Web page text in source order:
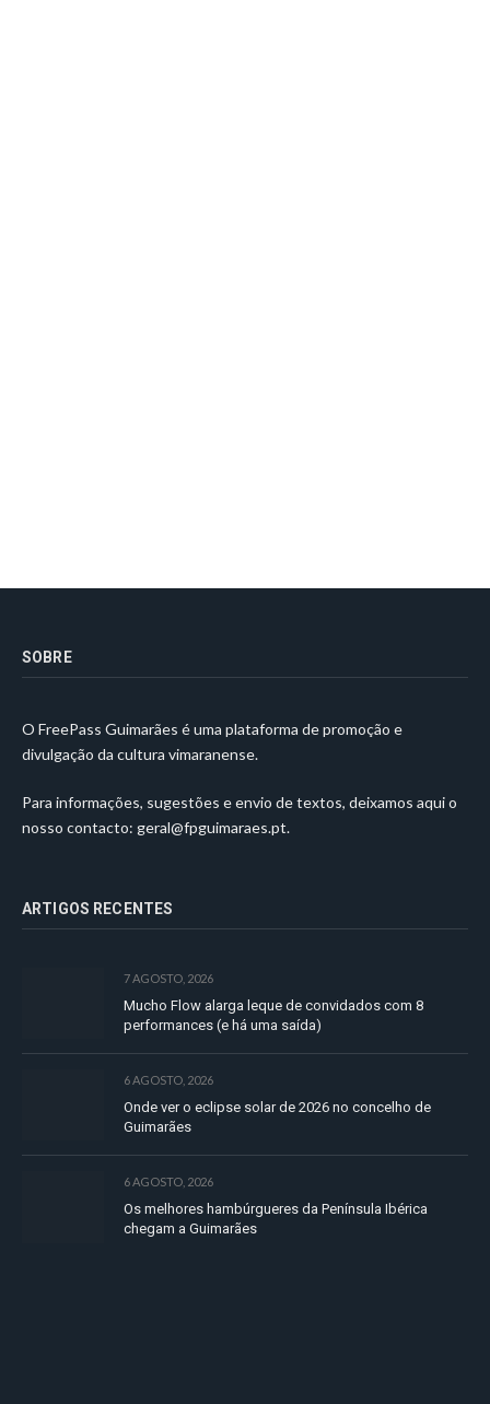
SOBRE
O FreePass Guimarães é uma plataforma de promoção e
divulgação da cultura vimaranense.
Para informações, sugestões e envio de textos, deixamos aqui o
nosso contacto: geral@fpguimaraes.pt.
ARTIGOS RECENTES
7 AGOSTO, 2026
Mucho Flow alarga leque de convidados com 8
performances (e há uma saída)
6 AGOSTO, 2026
Onde ver o eclipse solar de 2026 no concelho de
Guimarães
6 AGOSTO, 2026
Os melhores hambúrgueres da Península Ibérica
chegam a Guimarães